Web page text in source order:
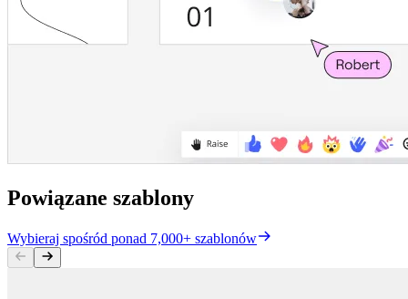
Powiązane szablony
Wybieraj spośród ponad 7,000+ szablonów